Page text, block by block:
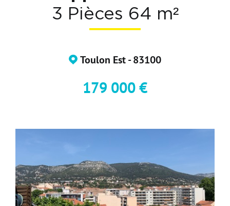
Nos Formations
3 Pièces 64 m²
Toulon Est - 83100
179 000 €